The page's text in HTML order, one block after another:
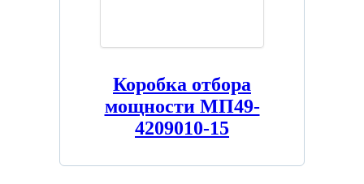
Коробка отбора
мощности МП49-
4209010-15